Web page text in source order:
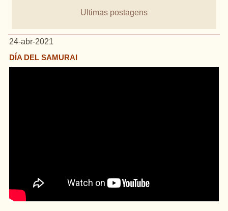
Ultimas postagens
24-abr-2021
DÍA DEL SAMURAI